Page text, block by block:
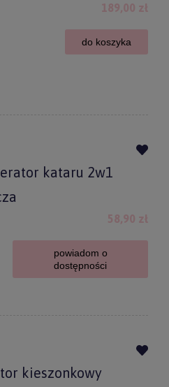
189,00 zł
do koszyka
kataru 2w1
58,90 zł
powiadom o
dostępności
kieszonkowy